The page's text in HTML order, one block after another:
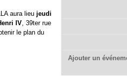
Ajouter un
aura lieu jeudi
IV , 39ter rue
le plan du